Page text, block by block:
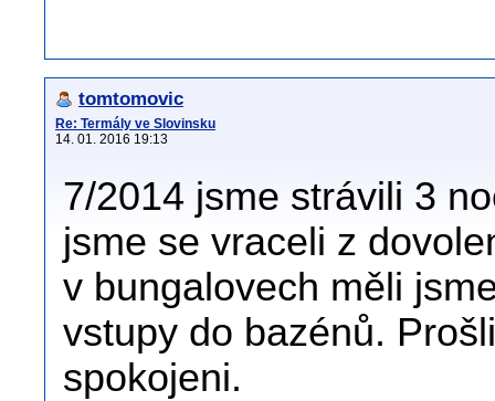
tomtomovic
Re: Termály ve Slovinsku
14. 01. 2016 19:13
7/2014 jsme strávili 3
jsme se vraceli z
v bungalovech měli
vstupy do bazénů.
spokojeni.